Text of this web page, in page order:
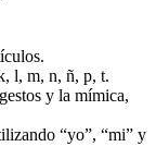
l, m, n, ñ, p, t.
y la mímica,
“yo”, “mi” y